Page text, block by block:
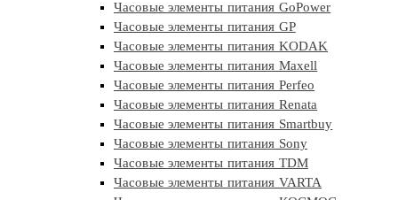
Часовые элементы питания GoPower
Часовые элементы питания GP
Часовые элементы питания KODAK
Часовые элементы питания Maxell
Часовые элементы питания Perfeo
Часовые элементы питания Renata
Часовые элементы питания Smartbuy
Часовые элементы питания Sony
Часовые элементы питания TDM
Часовые элементы питания VARTA